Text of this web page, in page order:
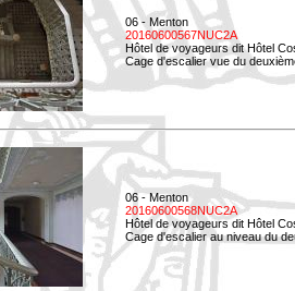
06 - Menton
20160600567NUC2A
Hôtel de voyageurs dit Hôtel
Cage d'escalier vue du
06 - Menton
20160600568NUC2A
Hôtel de voyageurs dit Hôtel
Cage d'escalier au niveau du